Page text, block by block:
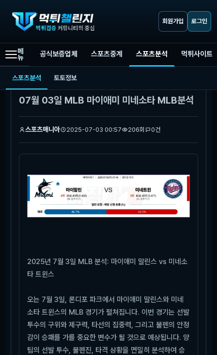
회원가입 로그인
메
뉴
공식보증업체 스포츠중계 스포츠분석 먹튀사이트
스포츠분석 토토정보
먹튀챌린지 스포츠분석 07월 03일 MLB 마이애미 미네소타 MLB분석
07월 03일 MLB 마이애미 미네소타 MLB분석
스포츠매니아 2025-07-03 00:57 206회 0건
본문
2025년 7월 3일 MLB 분석: 마이애미 말린스 vs 미네소
타 트윈스
오는 7월 3일, 론디포 파크에서 마이애미 말린스와 미네
소타 트윈스의 MLB 경기가 펼쳐집니다. 이번 경기는 선발
투수의 구위와 제구력, 타선의 집중력, 그리고 불펜의 안정
감이 승패를 가를 중요한 변수가 될 것으로 예상됩니다. 양
팀의 선발 투수, 불펜진, 타격 상황을 면밀히 분석하여 승